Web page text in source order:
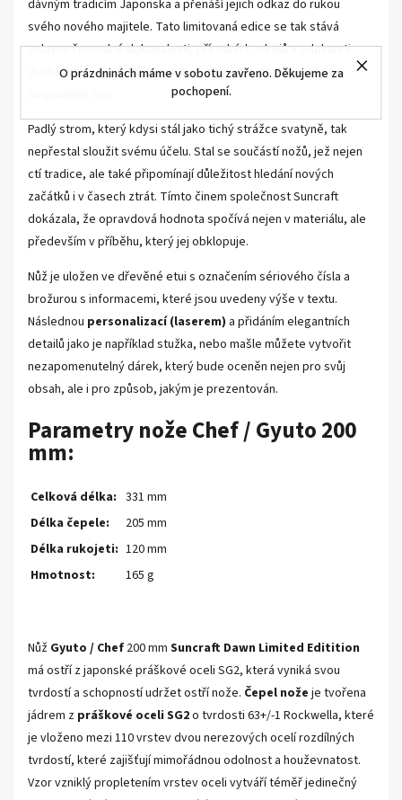
O prázdninách máme v sobotu zavřeno. Děkujeme za
pochopení.
dávným tradicím Japonska a přenáší jejich odkaz do rukou
svého nového majitele. Tato limitovaná edice se tak stává
oslavou řemeslné dokonalosti, přírodních zdrojů a odolnosti
ducha, který se dokáže postavit ztrátám a proměnit je ve
Padlý strom, který kdysi stál jako tichý strážce svatyně, tak
nepřestal sloužit svému účelu. Stal se součástí nožů, jež nejen
ctí tradice, ale také připomínají důležitost hledání nových
začátků i v časech ztrát. Tímto činem společnost Suncraft
dokázala, že opravdová hodnota spočívá nejen v materiálu, ale
především v příběhu, který jej obklopuje.
Nůž je uložen ve dřevěné etui s označením sériového čísla a
brožurou s informacemi, které jsou uvedeny výše v textu.
Následnou personalizací (laserem) a přidáním elegantních
detailů jako je například stužka, nebo mašle můžete vytvořit
nezapomenutelný dárek, který bude oceněn nejen pro svůj
obsah, ale i pro způsob, jakým je prezentován.
Parametry nože Chef / Gyuto 200
mm:
Celková délka: 331 mm
Délka čepele:
205 mm
Délka rukojeti: 120 mm
Hmotnost:
165 g
Nůž Gyuto / Chef 200 mm Suncraft Dawn Limited Editition
má ostří z japonské práškové oceli SG2, která vyniká svou
tvrdostí a schopností udržet ostří nože. Čepel nože je tvořena
jádrem z práškové oceli SG2o tvrdosti 63+/-1 Rockwella, které
je vloženo mezi 110 vrstev dvou nerezových ocelí rozdílných
tvrdostí, které zajišťují mimořádnou odolnost a houževnatost.
Vzor vzniklý propletením vrstev oceli vytváří téměř jedinečný